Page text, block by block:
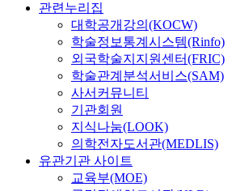
관련누리집
대학공개강의(KOCW)
학술정보통계시스템(Rinfo)
외국학술지지원센터(FRIC)
학술관계분석서비스(SAM)
사서커뮤니티
기관회원
지식나눔(LOOK)
의학전자도서관(MEDLIS)
유관기관 사이트
교육부(MOE)